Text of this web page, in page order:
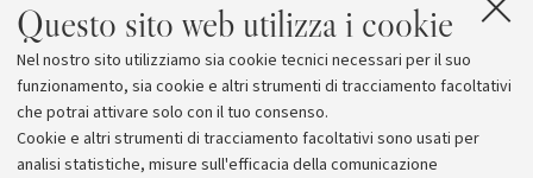
Questo sito web utilizza i cookie
Nel nostro sito utilizziamo sia cookie tecnici necessari per il suo
funzionamento, sia cookie e altri strumenti di tracciamento facoltativi
che potrai attivare solo con il tuo consenso.
Cookie e altri strumenti di tracciamento facoltativi sono usati per
analisi statistiche, misure sull'efficacia della comunicazione
Allegati
Locandina[326.8 KB]